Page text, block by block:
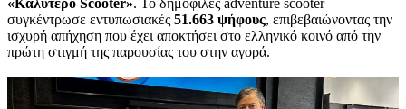
«Καλύτερο Scooter». Το δημοφιλές adventure scooter
συγκέντρωσε εντυπωσιακές 51.663 ψήφους, επιβεβαιώνοντας την
ισχυρή απήχηση που έχει αποκτήσει στο ελληνικό κοινό από την
πρώτη στιγμή της παρουσίας του στην αγορά.